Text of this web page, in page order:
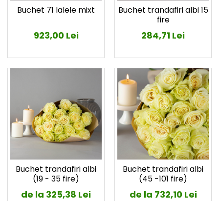
Buchet 71 lalele mixt
923,00 Lei
Buchet trandafiri albi 15
fire
284,71 Lei
Buchet trandafiri albi
(19 - 35 fire)
de la 325,38 Lei
Buchet trandafiri albi
(45 -101 fire)
de la 732,10 Lei